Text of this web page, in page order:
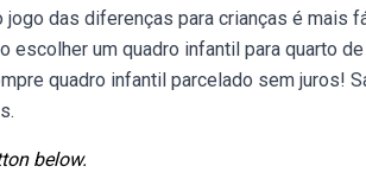
das diferenças para crianças é mais
um quadro infantil para quarto de
quadro infantil parcelado sem juros!
below.